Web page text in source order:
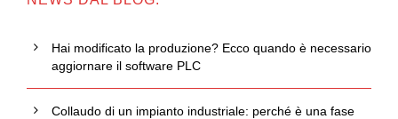
Hai modificato la produzione? Ecco quando è necessario
aggiornare il software PLC
Collaudo di un impianto industriale: perché è una fase